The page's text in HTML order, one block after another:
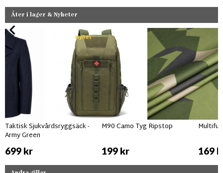
Åter i lager & Nyheter
Nyhet
Taktisk Sjukvårdsryggsäck -
Army Green
699 kr
M90 Camo Tyg Ripstop
199 kr 169